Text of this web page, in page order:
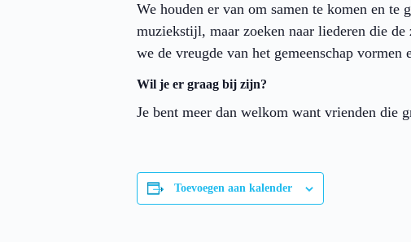
We houden er van om samen te komen en te
muziekstijl, maar zoeken naar liederen die
we de vreugde van het gemeenschap vormen
Wil je er graag bij zijn?
Je bent meer dan welkom want vrienden die
Toevoegen aan kalender